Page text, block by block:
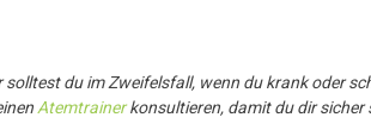
du im Zweifelsfall, wenn du krank oder
Atemtrainerkonsultieren, damit du dir sicher